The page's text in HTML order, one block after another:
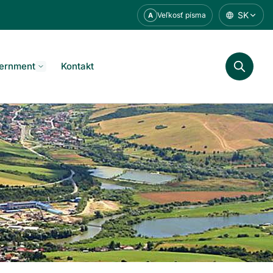
A Veľkosť písma SK
Kontakt